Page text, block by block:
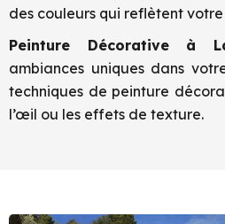
des couleurs qui reflètent votre
Peinture Décorative à
ambiances uniques dans
techniques de peinture
l’œil ou les effets de texture.